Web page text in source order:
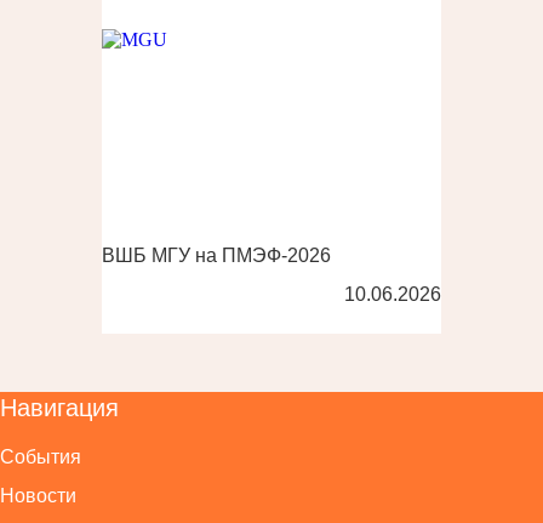
ВШБ МГУ на ПМЭФ-2026
10.06.2026
Навигация
События
Новости